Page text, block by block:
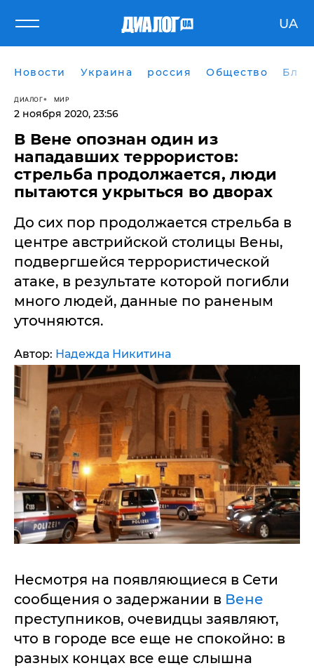
UA
Новости Украина россия Общество
ДИАЛОГ МИР
2 ноября 2020, 23:56
В Вене опознан один из
нападавших террористов:
стрельба продолжается, люди
пытаются укрыться во дворах
До сих пор продолжается стрельба в
центре австрийской столицы Вены,
подвергшейся террористической
атаке, в результате которой погибли
много людей, данные по раненым
уточняются.
Автор: Надежда Никитина
Несмотря на появляющиеся в Сети
сообщения о задержании в Вене
преступников, очевидцы заявляют,
что в городе все еще не спокойно: в
разных концах все еще слышна